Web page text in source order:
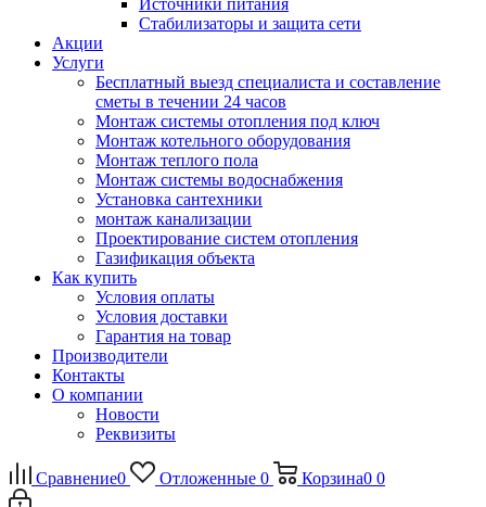
Источники питания
Стабилизаторы и защита сети
Акции
Услуги
Бесплатный выезд специалиста и составление
сметы в течении 24 часов
Монтаж системы отопления под ключ
Монтаж котельного оборудования
Монтаж теплого пола
Монтаж системы водоснабжения
Установка сантехники
монтаж канализации
Проектирование систем отопления
Газификация объекта
Как купить
Условия оплаты
Условия доставки
Гарантия на товар
Производители
Контакты
О компании
Новости
Реквизиты
Сравнение0 Отложенные 0 Корзина0 0